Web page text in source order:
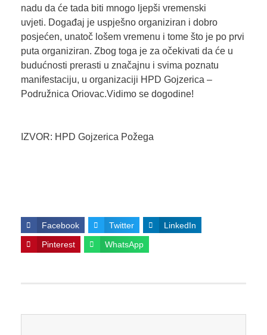
nadu da će tada biti mnogo ljepši vremenski
uvjeti. Događaj je uspješno organiziran i dobro
posjećen, unatoč lošem vremenu i tome što je po prvi
puta organiziran. Zbog toga je za očekivati da će u
budućnosti prerasti u značajnu i svima poznatu
manifestaciju, u organizaciji HPD Gojzerica –
Podružnica Oriovac.Vidimo se dogodine!
IZVOR: HPD Gojzerica Požega
Facebook Twitter LinkedIn
Pinterest WhatsApp